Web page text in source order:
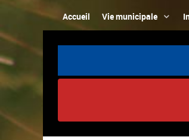
Accueil Vie municipale